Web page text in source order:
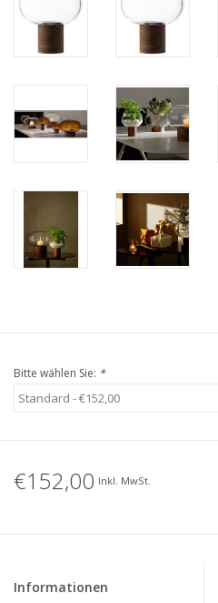
Bitte wählen Sie: *
€152,00 Inkl. MwSt.
Informationen